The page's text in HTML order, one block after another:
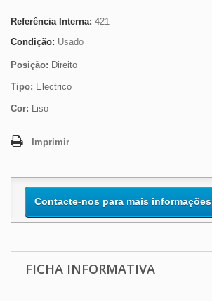
Referência Interna: 421
Condição: Usado
Posição: Direito
Tipo: Electrico
Cor: Liso
Imprimir
Contacte-nos para mais informações
FICHA INFORMATIVA